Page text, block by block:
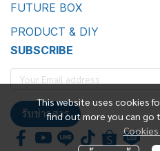
This website uses cookies
find out more you can go
FUTURE BOX
PRODUCT & DIY
SUBSCRIBE
รับข่าวสาร